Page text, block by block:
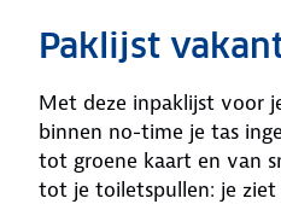
Paklijst
Met deze inpaklijst voor
binnen no-time je tas
tot groene kaart en van
tot je toiletspullen: je